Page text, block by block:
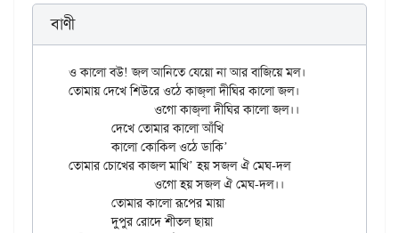
বাণী
ও কালো বউ! জল আনিতে যেয়ো না আর বাজিয়ে মল।
তোমায় দেখে শিউরে ওঠে কাজ্‌লা দীঘির কালো জল।
	কালো কোকিল ওঠে ডাকি’
তোমার চোখের কাজল মাখি’ হয় সজল ঐ মেঘ-দল
	দুপুর রোদে শীতল ছায়া